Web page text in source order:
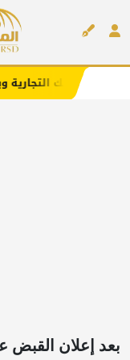
ويجذب لك مزيدًا من
بعد إعلان القبض